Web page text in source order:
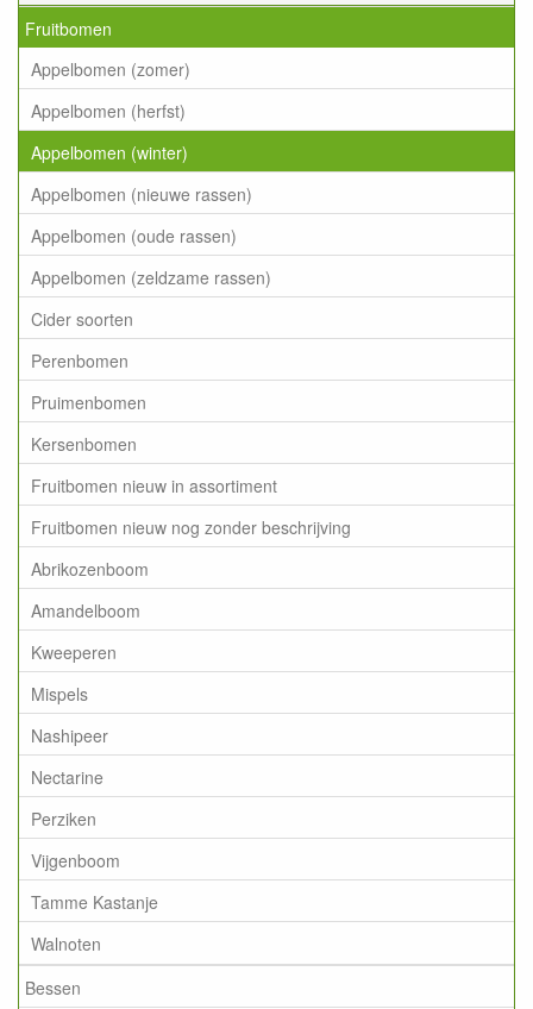
Fruitbomen
Appelbomen (zomer)
Appelbomen (herfst)
Appelbomen (winter)
Appelbomen (nieuwe rassen)
Appelbomen (oude rassen)
Appelbomen (zeldzame rassen)
Cider soorten
Perenbomen
Pruimenbomen
Kersenbomen
Fruitbomen nieuw in assortiment
Fruitbomen nieuw nog zonder beschrijving
Abrikozenboom
Amandelboom
Kweeperen
Mispels
Nashipeer
Nectarine
Perziken
Vijgenboom
Tamme Kastanje
Walnoten
Bessen